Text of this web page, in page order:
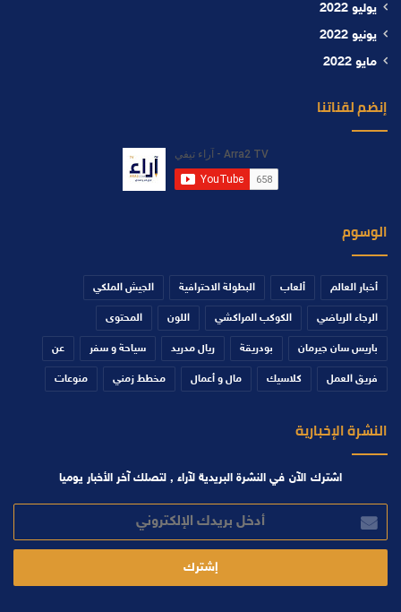
يوليو 2022
يونيو 2022
مايو 2022
إنضم لقناتنا
الوسوم
أخبار العالم ألعاب البطولة الاحترافية الجيش الملكي
الرجاء الرياضي الكوكب المراكشي اللون المحتوى
باريس سان جيرمان بودريقة ريال مدريد سياحة و سفر عن
فريق العمل كلاسيك مال و أعمال مخطط زمني منوعات
النشرة الإخبارية
اشترك الآن في النشرة البريدية لآراء , لتصلك آخر الأخبار يوميا
بريدك
الإلكتروني